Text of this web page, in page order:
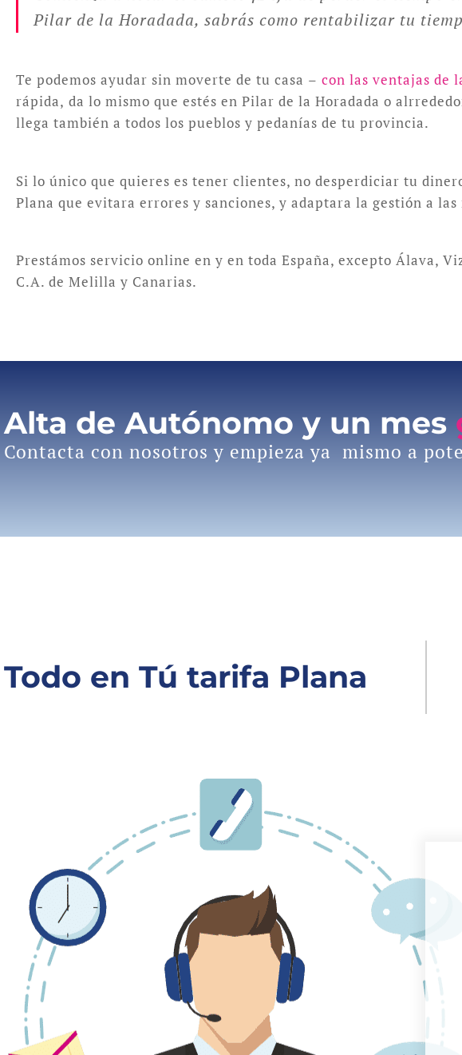
Pilar de la Horadada, sabrás como rentabilizar tu
Te podemos ayudar sin moverte de tu casa – con las ventajas de
rápida, da lo mismo que estés en Pilar de la Horadada o
llega también a todos los pueblos y pedanías de tu provincia.
Si lo único que quieres es tener clientes, no desperdiciar tu
Plana que evitara errores y sanciones, y adaptara la gestión a las
Prestámos servicio online en y en toda España, excepto Álava,
C.A. de Melilla y Canarias.
Alta de Autónomo y un mes
Contacta con nosotros y empieza ya mismo a
Todo en Tú tarifa Plana